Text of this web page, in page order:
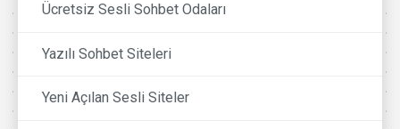
Ücretsiz Sesli Sohbet Odaları
Yazılı Sohbet Siteleri
Yeni Açılan Sesli Siteler